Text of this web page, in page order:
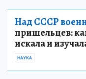
Над СССР
пришельцев:
искала и
НАУКА